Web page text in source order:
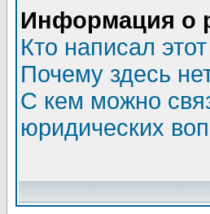
Информация о
Кто написал
Почему здесь
С кем можно
юридических